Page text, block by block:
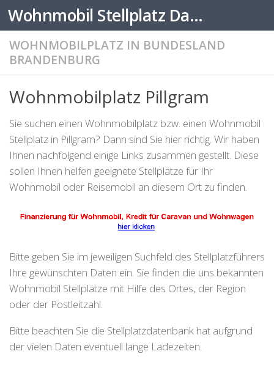
Zum Inhalt springen Wohnmobil Stellplatz Datenbank
WOHNMOBILPLATZ IN BUNDESLAND
BRANDENBURG
Wohnmobilplatz Pillgram
Sie suchen einen Wohnmobilplatz bzw. einen Wohnmobil
Stellplatz in Pillgram? Dann sind Sie hier richtig. Wir haben
Ihnen nachfolgend einige Links zusammen gestellt. Diese
sollen Ihnen helfen geeignete Stellplätze für Ihr
Wohnmobil oder Reisemobil an diesem Ort zu finden.
Bitte geben Sie im jeweiligen Suchfeld des Stellplatzführers
Ihre gewünschten Daten ein. Sie finden die uns bekannten
Wohnmobil Stellplätze mit Hilfe des Ortes, der Region
oder der Postleitzahl.
Bitte beachten Sie die Stellplatzdatenbank hat aufgrund
der vielen Daten eventuell lange Ladezeiten.